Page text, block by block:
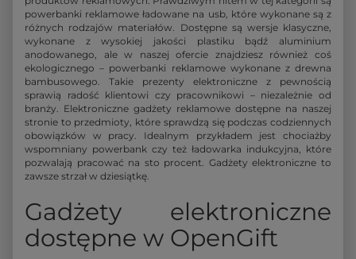
powerbanki reklamowe ładowane na usb, które wykonane są z
różnych rodzajów materiałów. Dostępne są wersje klasyczne,
wykonane z wysokiej jakości plastiku bądź aluminium
anodowanego, ale w naszej ofercie znajdziesz również coś
ekologicznego – powerbanki reklamowe wykonane z drewna
bambusowego. Takie prezenty elektroniczne z pewnością
sprawią radość klientowi czy pracownikowi – niezależnie od
branży. Elektroniczne gadżety reklamowe dostępne na naszej
stronie to przedmioty, które sprawdzą się podczas codziennych
obowiązków w pracy. Idealnym przykładem jest chociażby
wspomniany powerbank czy też ładowarka indukcyjna, które
pozwalają pracować na sto procent. Gadżety elektroniczne to
zawsze strzał w dziesiątkę.
Gadżety elektroniczne
dostępne w OpenGift